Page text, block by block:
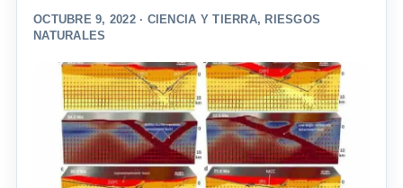
OCTUBRE 9, 2022 · CIENCIA Y TIERRA, RIESGOS
NATURALES